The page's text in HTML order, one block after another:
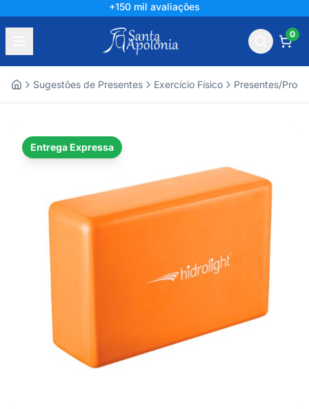
+150 mil avaliações
0
Sugestões de Presentes Exercício Físico Presentes/
Entrega Expressa